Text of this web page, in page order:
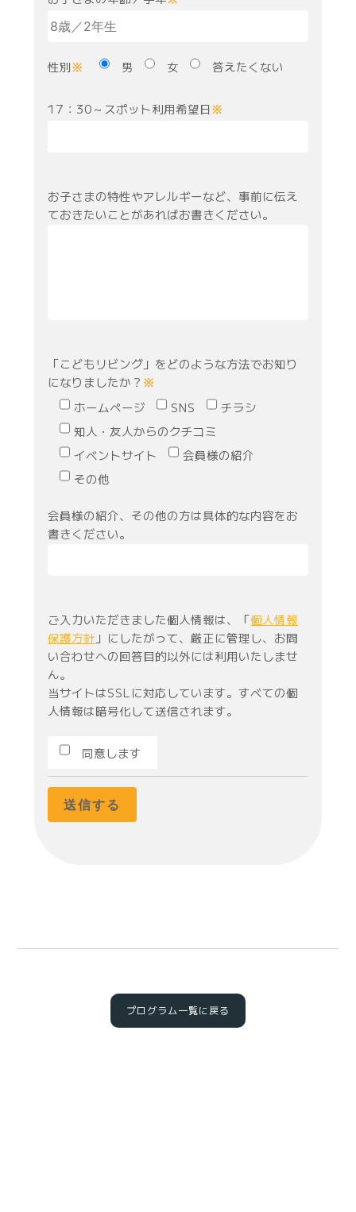
性別※ 男 女 答えたくない
17：30～スポット利用希望日 ※
お子さまの特性やアレルギーなど、事前に伝え
ておきたいことがあればお書きください。
「こどもリビング」をどのような方法でお知り
になりましたか？ ※
ホームページ SNS
チラシ
知人・友人からのクチコミ
イベントサイト
会員様の紹介
その他
会員様の紹介、その他の方は具体的な内容をお
書きください。
ご入力いただきました個人情報は、「個人情報
保護方針 」にしたがって、厳正に管理し、お問
い合わせへの回答目的以外には利用いたしませ
ん。
当サイトはSSLに対応しています。すべての個
人情報は暗号化して送信されます。
同意します
プログラム一覧に戻る